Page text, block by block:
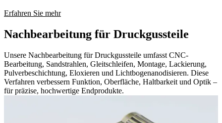
Erfahren Sie mehr
Nachbearbeitung für Druckgussteile
Unsere Nachbearbeitung für Druckgussteile umfasst CNC-
Bearbeitung, Sandstrahlen, Gleitschleifen, Montage, Lackierung,
Pulverbeschichtung, Eloxieren und Lichtbogenanodisieren. Diese
Verfahren verbessern Funktion, Oberfläche, Haltbarkeit und Optik –
für präzise, hochwertige Endprodukte.